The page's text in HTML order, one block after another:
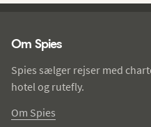
Om Spies
Spies sælger rejser med
hotel og rutefly.
Om Spies